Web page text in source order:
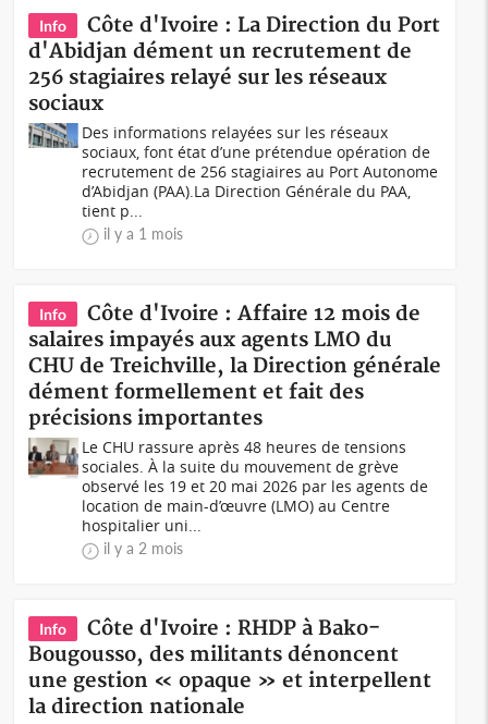
Info
Côte d'Ivoire : La Direction du Port
d'Abidjan dément un recrutement de
256 stagiaires relayé sur les réseaux
sociaux
Des informations relayées sur les réseaux
sociaux, font état d’une prétendue opération de
recrutement de 256 stagiaires au Port Autonome
d’Abidjan (PAA).La Direction Générale du PAA,
tient p...
il y a 1 mois
Info
Côte d'Ivoire : Affaire 12 mois de
salaires impayés aux agents LMO du
CHU de Treichville, la Direction générale
dément formellement et fait des
précisions importantes
Le CHU rassure après 48 heures de tensions
sociales. À la suite du mouvement de grève
observé les 19 et 20 mai 2026 par les agents de
location de main-d’œuvre (LMO) au Centre
hospitalier uni...
il y a 2 mois
Info
Côte d'Ivoire : RHDP à Bako-
Bougousso, des militants dénoncent
une gestion « opaque » et interpellent
la direction nationale